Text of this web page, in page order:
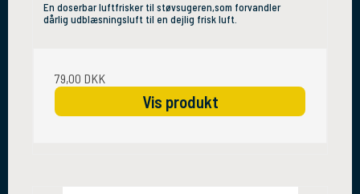
En doserbar luftfrisker til støvsugeren,som forvandler
dårlig udblæsningsluft til en dejlig frisk luft.
79,00 DKK
Vis produkt